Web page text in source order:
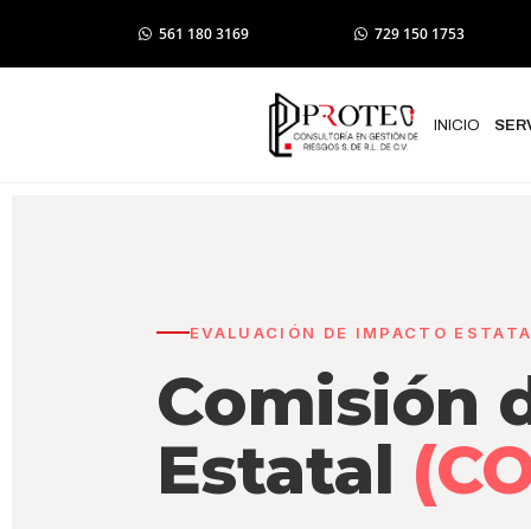
561 180 3169 729 150 1753
INICIO
EVALUACIÓN DE IMPACTO
Comisión
Estatal